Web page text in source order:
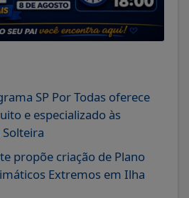
SP Por Todas oferece
e especializado às
propõe criação de Plano
Extremos em Ilha